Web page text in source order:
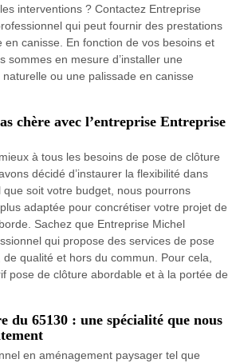
interventions ? Contactez Entreprise
qui peut fournir des prestations
en canisse. En fonction de vos besoins et
sommes en mesure d’installer une
ou une palissade en canisse
chère avec l’entreprise Entreprise
à tous les besoins de pose de clôture
décidé d’instaurer la flexibilité dans
que soit votre budget, nous pourrons
adaptée pour concrétiser votre projet de
Sachez que Entreprise Michel
qui propose des services de pose
qualité et hors du commun. Pour cela,
pose de clôture abordable et à la portée de
du 65130 : une spécialité que nous
en aménagement paysager tel que